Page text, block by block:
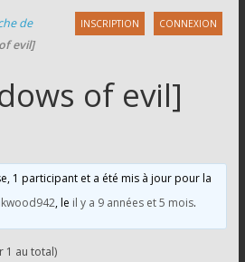
INSCRIPTION CONNEXION
de
evil]
of evil]
1 participant et a été mis à jour pour la
, le il y a 9 années et 5 mois.
1 au total)